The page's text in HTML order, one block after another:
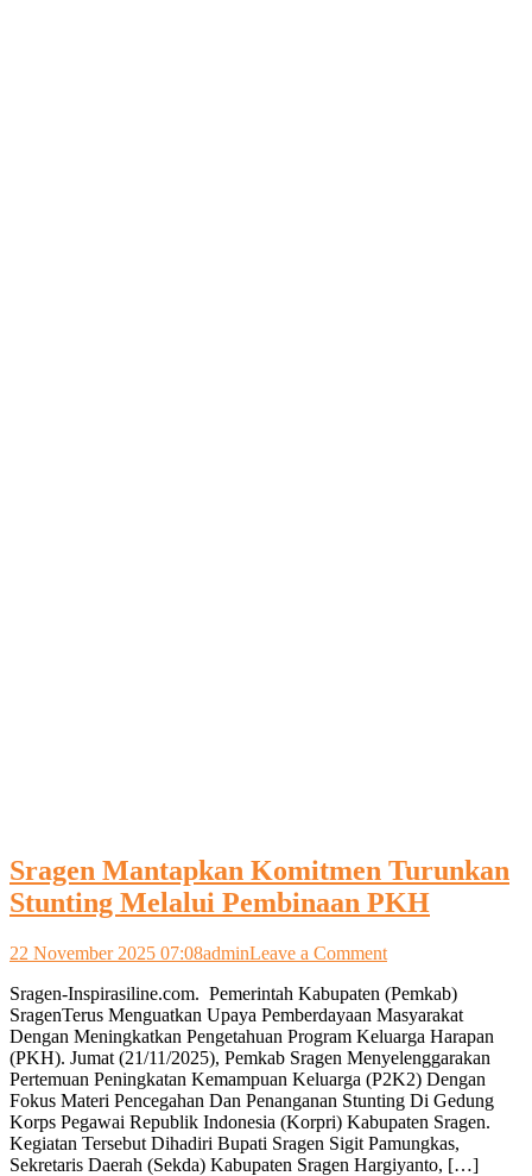
Sragen Mantapkan Komitmen Turunkan
Stunting Melalui Pembinaan PKH
22 November 2025 07:08adminLeave a Commenton
Mantapkan
Komitmen
Turunkan
Stunting
Melalui
Pembinaan
PKH
Sragen-Inspirasiline.com. Pemerintah Kabupaten (Pemkab)
SragenTerus Menguatkan Upaya Pemberdayaan Masyarakat
Dengan Meningkatkan Pengetahuan Program Keluarga Harapan
(PKH). Jumat (21/11/2025), Pemkab Sragen Menyelenggarakan
Pertemuan Peningkatan Kemampuan Keluarga (P2K2) Dengan
Fokus Materi Pencegahan Dan Penanganan Stunting Di Gedung
Korps Pegawai Republik Indonesia (Korpri) Kabupaten Sragen.
Kegiatan Tersebut Dihadiri Bupati Sragen Sigit Pamungkas,
Sekretaris Daerah (Sekda) Kabupaten Sragen Hargiyanto, […]